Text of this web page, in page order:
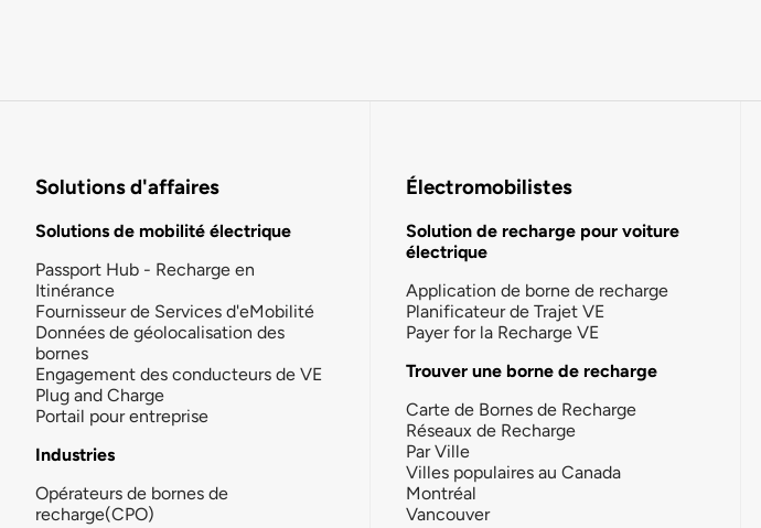
Solutions d'affaires
Solutions de mobilité électrique
Passport Hub - Recharge en
Itinérance
Fournisseur de Services d'eMobilité
Données de géolocalisation des
bornes
Engagement des conducteurs de VE
Plug and Charge
Portail pour entreprise
Industries
Opérateurs de bornes de
recharge(CPO)
Électromobilistes
Solution de recharge pour voiture
électrique
Application de borne de recharge
Planificateur de Trajet VE
Payer for la Recharge VE
Trouver une borne de recharge
Carte de Bornes de Recharge
Réseaux de Recharge
Par Ville
Villes populaires au Canada
Montréal
Vancouver